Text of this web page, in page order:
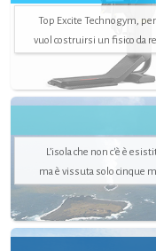
Top Excite Technogym,
vuol costruirsi un fisico da
L’isola che non c'è è
ma è vissuta solo cinque